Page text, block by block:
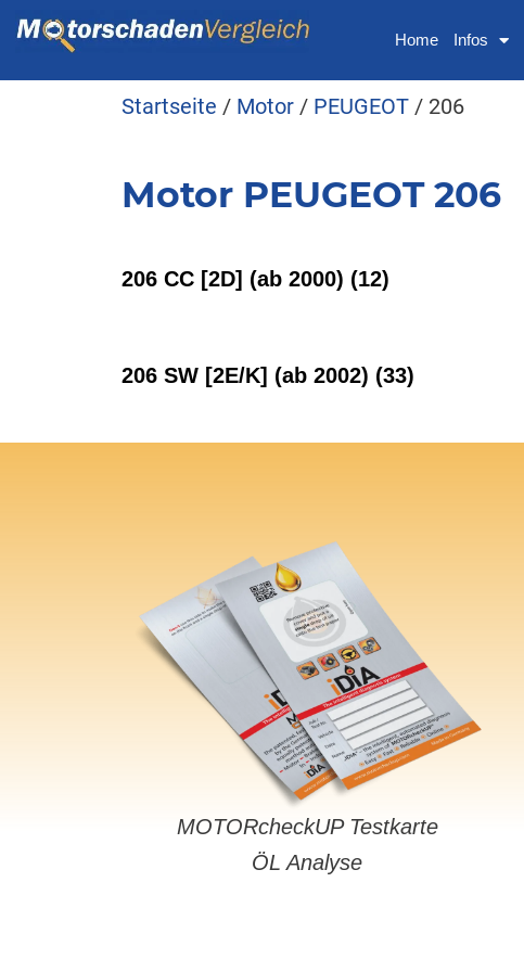
Home Infos
Startseite / Motor / PEUGEOT / 206
Motor PEUGEOT 206
206 CC [2D] (ab 2000) (12)
206 SW [2E/K] (ab 2002) (33)
MOTORcheckUP Testkarte
ÖL Analyse